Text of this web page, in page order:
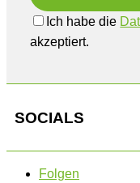
Ich habe die
akzeptiert.
SOCIALS
Folgen